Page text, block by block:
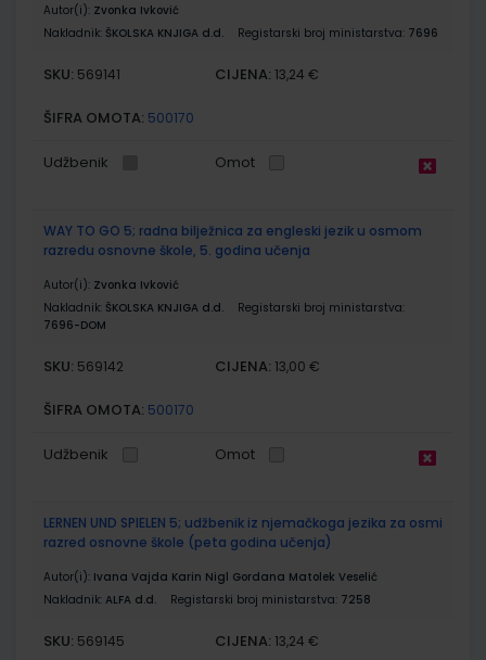
Autor(i): Zvonka Ivković
Nakladnik: ŠKOLSKA KNJIGA d.d. Registarski broj ministarstva: 7696
SKU: 569141 CIJENA: 13,24 €
ŠIFRA OMOTA: 500170
Udžbenik Omot
WAY TO GO 5; radna bilježnica za engleski jezik u osmom
razredu osnovne škole, 5. godina učenja
Autor(i): Zvonka Ivković
Nakladnik: ŠKOLSKA KNJIGA d.d.
Registarski broj ministarstva:
7696-DOM
SKU: 569142 CIJENA: 13,00 €
ŠIFRA OMOTA: 500170
Udžbenik Omot
LERNEN UND SPIELEN 5; udžbenik iz njemačkoga jezika za osmi
razred osnovne škole (peta godina učenja)
Autor(i): Ivana Vajda Karin Nigl Gordana Matolek Veselić
Nakladnik: ALFA d.d. Registarski broj ministarstva: 7258
SKU: 569145 CIJENA: 13,24 €